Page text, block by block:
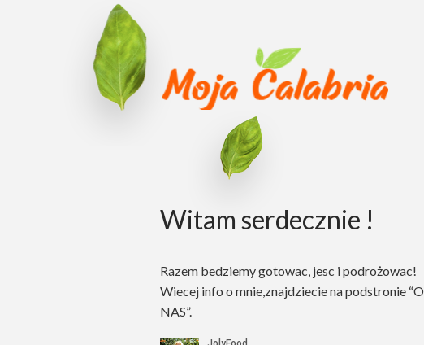
Witam serdecznie !
Razem bedziemy gotowac, jesc i podrożowac!
Wiecej info o mnie,znajdziecie na podstronie “O
NAS”.